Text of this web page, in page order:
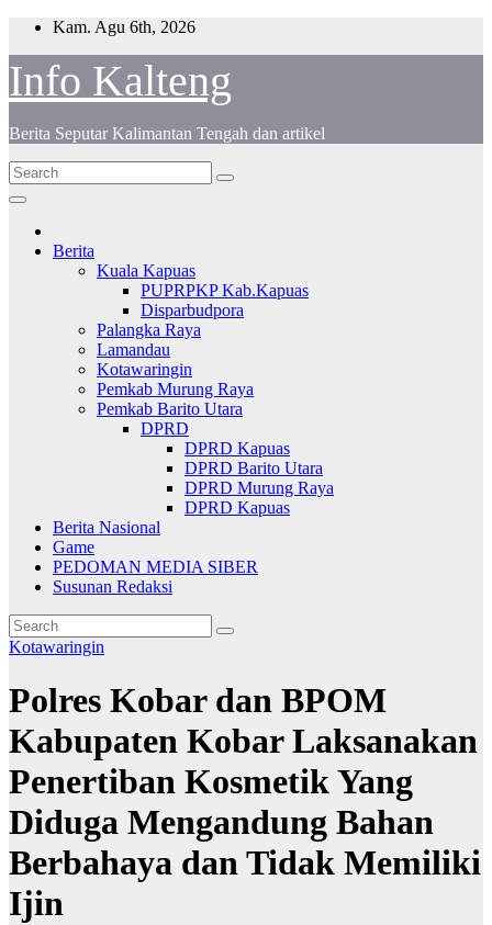
Skip
content
Kam. Agu 6th, 2026
Info Kalteng
Berita Seputar Kalimantan Tengah dan artikel
Berita
Kuala Kapuas
PUPRPKP Kab.Kapuas
Disparbudpora
Palangka Raya
Lamandau
Kotawaringin
Pemkab Murung Raya
Pemkab Barito Utara
DPRD
DPRD Kapuas
DPRD Barito Utara
DPRD Murung Raya
DPRD Kapuas
Berita Nasional
Game
PEDOMAN MEDIA SIBER
Susunan Redaksi
Kotawaringin
Polres Kobar dan BPOM
Kabupaten Kobar Laksanakan
Penertiban Kosmetik Yang
Diduga Mengandung Bahan
Berbahaya dan Tidak Memiliki
Ijin